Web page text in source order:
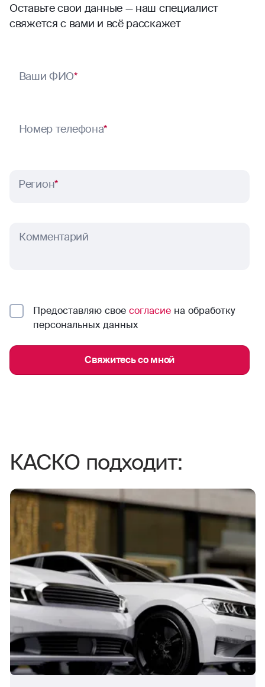
Оставьте свои данные — наш специалист
свяжется с вами и всё расскажет
Ваши ФИО*
Номер телефона*
Регион*
Комментарий
Предоставляю свое согласие на обработку
персональных данных
Свяжитесь со мной
КАСКО подходит: